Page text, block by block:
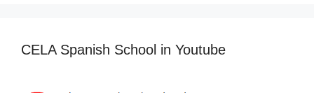
CELA Spanish School in Youtube